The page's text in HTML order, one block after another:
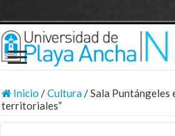
Inicio /Cultura/Sala Puntángeles
territoriales”